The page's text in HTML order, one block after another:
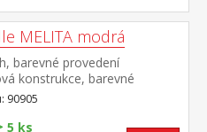
MELITA modrá
barevné provedení
konstrukce, barevné
výška sedu 50
nosnost do 120 kg
90905
5 ks